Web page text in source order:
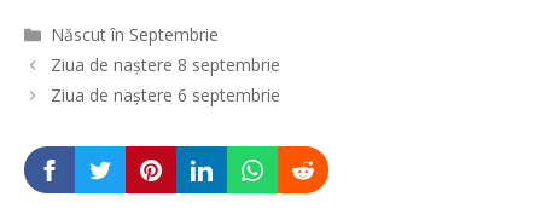
Categorii
Născut în Septembrie
Navigare
în
Ziua de naștere 8 septembrie
Ziua de naștere 6 septembrie